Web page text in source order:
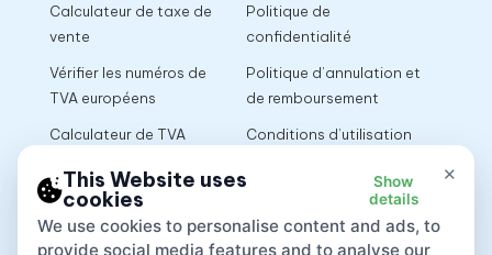
Calculateur de taxe de
vente
Vérifier les numéros de
TVA européens
Calculateur de TVA
Politique de
confidentialité
Politique d’annulation et
de remboursement
Conditions d’utilisation
×
This Website uses
cookies
Show
details
We use cookies to personalise content and ads, to
provide social media features and to analyse our